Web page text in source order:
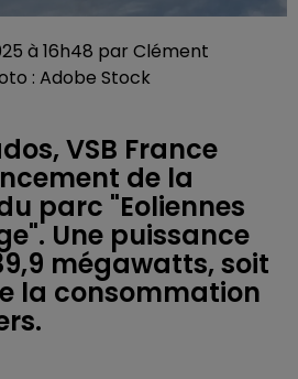
à 16h48 par Clément
: Adobe Stock
VSB France
de la
parc "Eoliennes
Une puissance
mégawatts, soit
la consommation